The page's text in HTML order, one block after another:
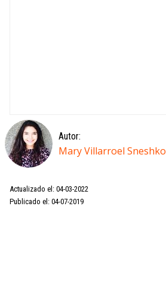
Autor:
Mary Villarroel Sneshko
Actualizado el: 04-03-2022
Publicado el: 04-07-2019